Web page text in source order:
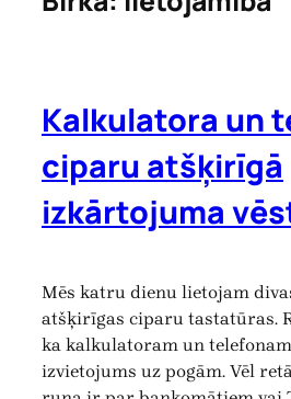
Kalkulatora un
ciparu atšķirīgā
izkārtojuma
Mēs katru dienu lietojam
atšķirīgas ciparu tastatūras.
ka kalkulatoram un
izvietojums uz pogām. Vēl